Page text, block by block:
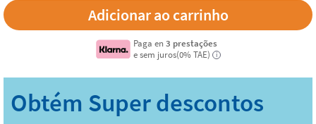
Paga en3 prestações
e sem juros(0% TAE)
i